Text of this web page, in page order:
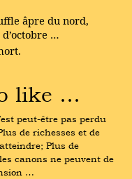
âpre du nord,
…
like …
peut-être pas perdu
de richesses et de
Plus de
canons ne peuvent de
…